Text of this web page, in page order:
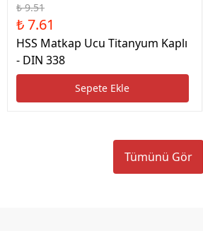
₺ 9.51
₺ 7.61
HSS Matkap Ucu Titanyum Kaplı
- DIN 338
Sepete Ekle
Tümünü Gör